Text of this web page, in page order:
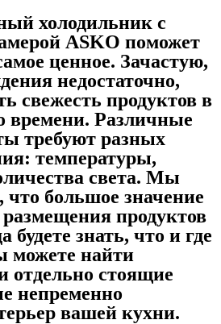
холодильник с
ASKO поможет
ценное. Зачастую,
недостаточно,
свежесть продуктов в
времени. Различные
требуют разных
температуры,
света. Мы
большое значение
размещения продуктов
знать, что и где
можете найти
отдельно стоящие
непременно
вашей кухни.